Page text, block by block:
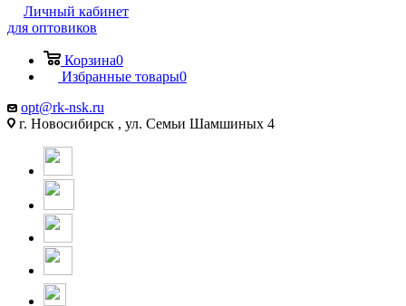
Личный кабинет
для оптовиков
Корзина0
Избранные товары0
opt@rk-nsk.ru
г. Новосибирск , ул. Семьи Шамшиных 4